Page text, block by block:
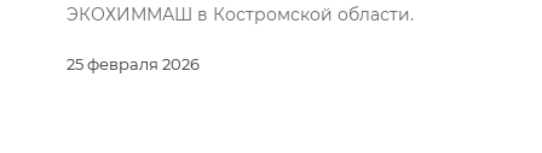
25 февраля 2026
ЭКОХИММАШ в Костромской области.